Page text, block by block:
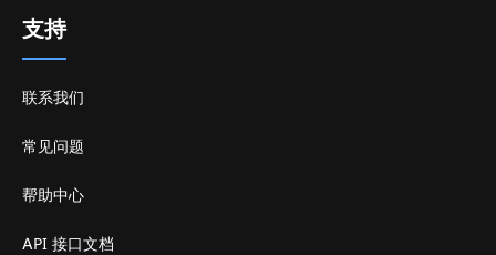
支持
联系我们
常见问题
帮助中心
API 接口文档